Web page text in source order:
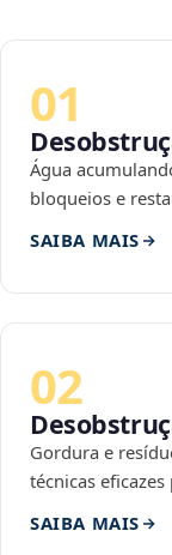
01
Água
bloqueios e
SAIBA MAIS
02
Gordura e
técnicas
SAIBA MAIS